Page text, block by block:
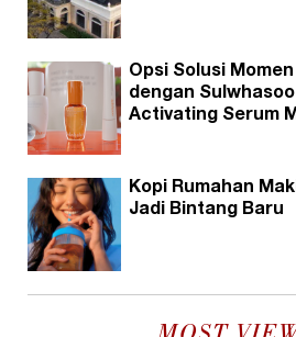
Opsi Solusi
dengan
Activating Serum
Kopi Rumahan
Jadi Bintang Baru